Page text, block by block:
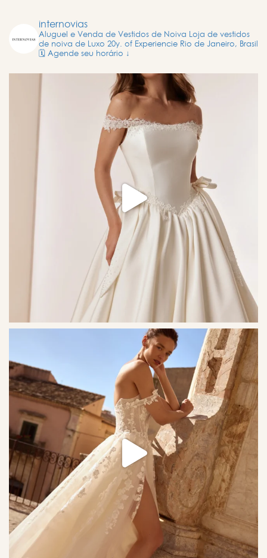
internovias
Aluguel e Venda de Vestidos de Noiva Loja de vestidos
de noiva de Luxo 20y. of Experiencie Rio de Janeiro, Brasil
🗓️ Agende seu horário ↓